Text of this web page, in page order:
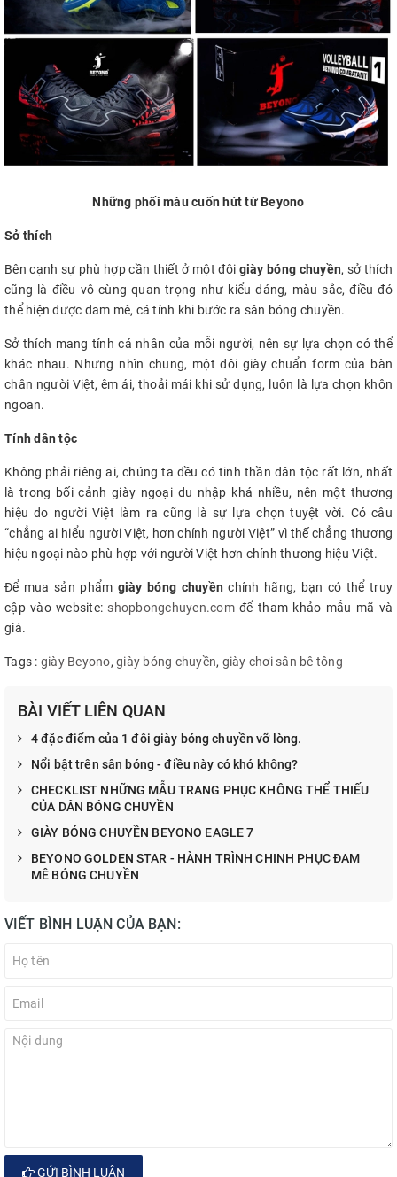
Những phối màu cuốn hút từ Beyono
Sở thích
Bên cạnh sự phù hợp cần thiết ở một đôi giày bóng chuyền, sở thích
cũng là điều vô cùng quan trọng như kiểu dáng, màu sắc, điều đó
thể hiện được đam mê, cá tính khi bước ra sân bóng chuyền.
Sở thích mang tính cá nhân của mỗi người, nên sự lựa chọn có thể
khác nhau. Nhưng nhìn chung, một đôi giày chuẩn form của bàn
chân người Việt, êm ái, thoải mái khi sử dụng, luôn là lựa chọn khôn
ngoan.
Tính dân tộc
Không phải riêng ai, chúng ta đều có tinh thần dân tộc rất lớn, nhất
là trong bối cảnh giày ngoại du nhập khá nhiều, nên một thương
hiệu do người Việt làm ra cũng là sự lựa chọn tuyệt vời. Có câu
“chẳng ai hiểu người Việt, hơn chính người Việt” vì thế chẳng thương
hiệu ngoại nào phù hợp với người Việt hơn chính thương hiệu Việt.
Để mua sản phẩm giày bóng chuyền chính hãng, bạn có thể truy
cập vào website: shopbongchuyen.comđể tham khảo mẫu mã và
giá.
Tags : giày Beyono, giày bóng chuyền, giày chơi sân bê tông
BÀI VIẾT LIÊN QUAN
4 đặc điểm của 1 đôi giày bóng chuyền vỡ lòng.
Nổi bật trên sân bóng - điều này có khó không?
CHECKLIST NHỮNG MẪU TRANG PHỤC KHÔNG THỂ THIẾU
CỦA DÂN BÓNG CHUYỀN
GIÀY BÓNG CHUYỀN BEYONO EAGLE 7
BEYONO GOLDEN STAR - HÀNH TRÌNH CHINH PHỤC ĐAM
MÊ BÓNG CHUYỀN
VIẾT BÌNH LUẬN CỦA BẠN:
GỬI BÌNH LUẬN